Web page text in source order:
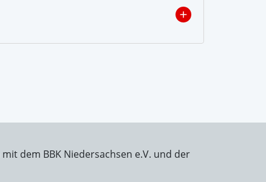
dem BBK Niedersachsen e.V. und der